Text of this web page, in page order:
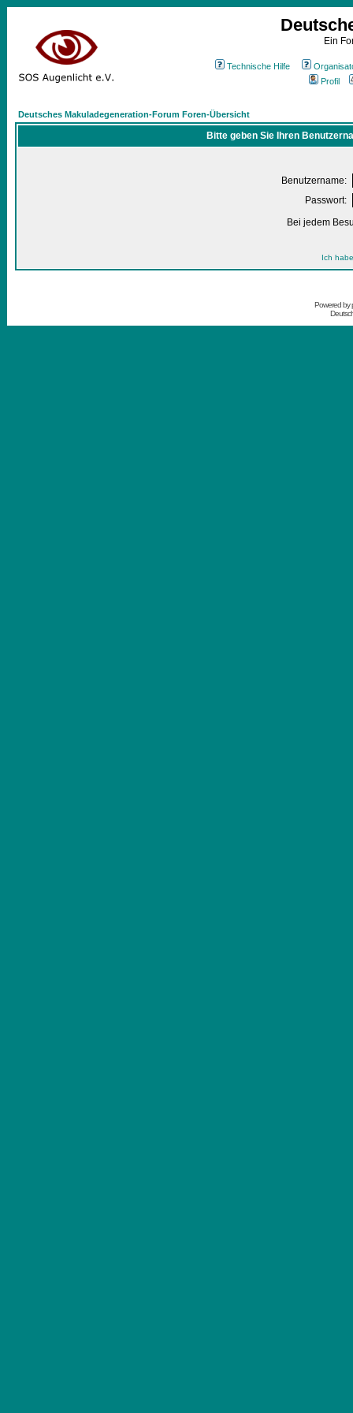
Ein
Technische Hilfe
Profil
Deutsches Makuladegeneration-Forum Foren-Übersicht
Bitte geben Sie Ihren
Benutzername:
Passwort:
Bei jedem
Ich
Powered by